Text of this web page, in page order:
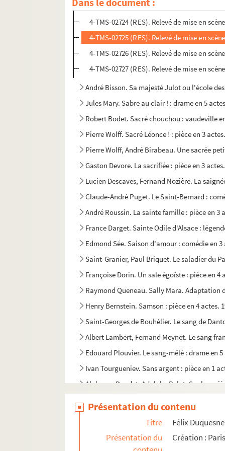
4-TMS-02723 (RES). Relevé de mise en
4-TMS-02724 (RES). Relevé de mise en
4-TMS-02725 (RES). Relevé de mise en
4-TMS-02726 (RES). Relevé de mise en
4-TMS-02727 (RES). Relevé de mise en
André Bisson. Sa majesté Julot ou l'école
Jules Mary. Sabre au clair ! : drame en 5
Robert Bodet. Sacré chouchou : vaudeville
Pierre Wolff. Sacré Léonce ! : pièce en 3
Pierre Wolff, André Birabeau. Une sacrée
Gaston Devore. La sacrifiée : pièce en 3
Lucien Descaves, Fernand Nozière. La
Claude-André Puget. Le Saint-Bernard :
André Roussin. La sainte famille : pièce en 3
France Darget. Sainte Odile d'Alsace :
Edmond Sée. Saison d'amour : comédie en 3
Saint-Granier, Paul Briquet. Le saladier du
Françoise Dorin. Un sale égoïste : pièce en 4
Raymond Queneau. Sally Mara. Adaptation
Henry Bernstein. Samson : pièce en 4 actes.
Saint-Georges de Bouhélier. Le sang de
Albert Lambert, Fernand Meynet. Le sang
Edouard Plouvier. Le sang-mêlé : drame en 5
Ivan Tourgueniev. Sans argent : pièce en 1
Alphonse Daudet, Adolphe Belot. Sapho :
Ernest Grenet-Dancourt. La sauterelle :
Présentation du contenu
Titre
Félix
Présentation du
Création :